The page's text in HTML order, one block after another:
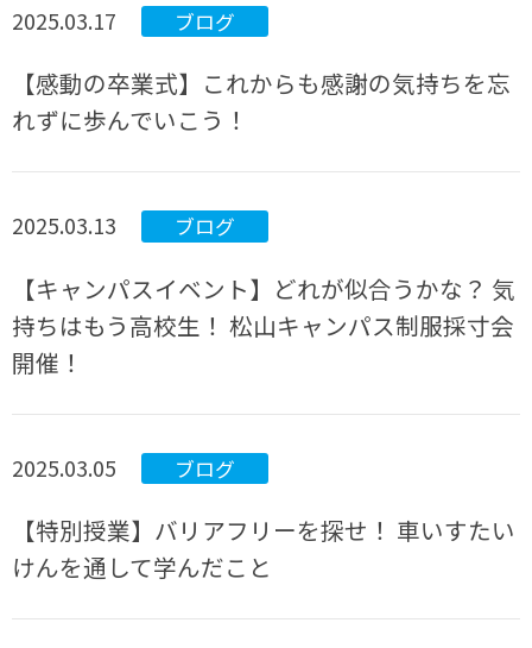
2025.03.17 ブログ
【感動の卒業式】これからも感謝の気持ちを忘
れずに歩んでいこう！
2025.03.13 ブログ
【キャンパスイベント】どれが似合うかな？ 気
持ちはもう高校生！ 松山キャンパス制服採寸会
開催！
2025.03.05 ブログ
【特別授業】バリアフリーを探せ！ 車いすたい
けんを通して学んだこと